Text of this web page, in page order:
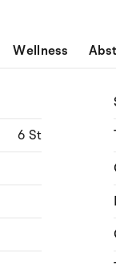
Wellness
6 St